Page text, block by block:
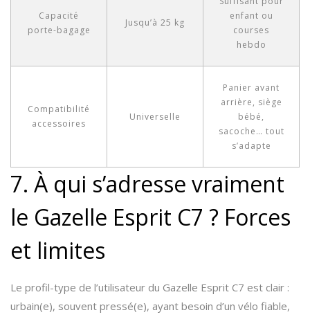
Capacité
porte-bagage
Jusqu’à 25 kg
enfant ou
courses
hebdo
Compatibilité
accessoires
Universelle
Panier avant
arrière, siège
bébé,
sacoche… tout
s’adapte
7. À qui s’adresse vraiment
le Gazelle Esprit C7 ? Forces
et limites
Le profil-type de l’utilisateur du Gazelle Esprit C7 est clair :
urbain(e), souvent pressé(e), ayant besoin d’un vélo fiable,